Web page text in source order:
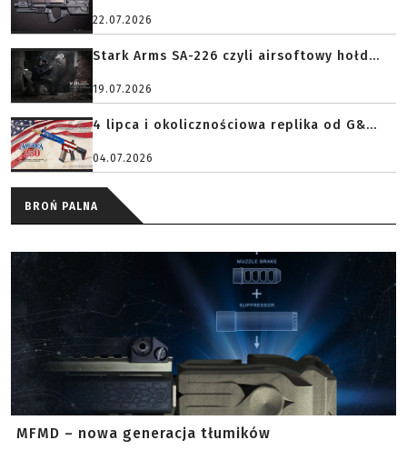
22.07.2026
Stark Arms SA-226 czyli airsoftowy hołd...
19.07.2026
4 lipca i okolicznościowa replika od G&...
04.07.2026
BROŃ PALNA
MFMD – nowa generacja tłumików